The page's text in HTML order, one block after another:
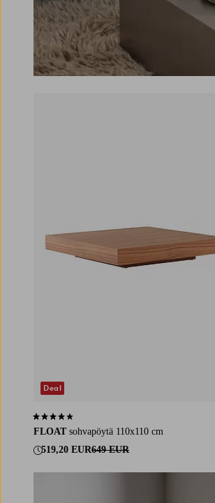
FLOAT sohvapöytä 110x110 cm
519,20 EUR649 EUR
3,8 perustuen 4 arvosanaan
Deal